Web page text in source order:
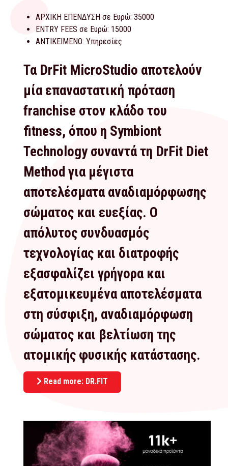
ΑΡΧΙΚΗ ΕΠΕΝΔΥΣΗ σε Ευρώ: 35000
ENTRY FEES σε Ευρώ: 15000
ΑΝΤΙΚΕΙΜΕΝΟ: Υπηρεσίες
Τα DrFit MicroStudio αποτελούν
μία επαναστατική πρόταση
franchise στον κλάδο του
fitness, όπου η Symbiont
Technology συναντά τη DrFit Diet
Method για μέγιστα
αποτελέσματα αναδιαμόρφωσης
σώματος και ευεξίας. Ο
απόλυτος συνδυασμός
τεχνολογίας και διατροφής
εξασφαλίζει γρήγορα και
εξατομικευμένα αποτελέσματα
στη σύσφιξη, αναδιαμόρφωση
σώματος και βελτίωση της
ατομικής φυσικής κατάστασης.
Read more: DR.FIT